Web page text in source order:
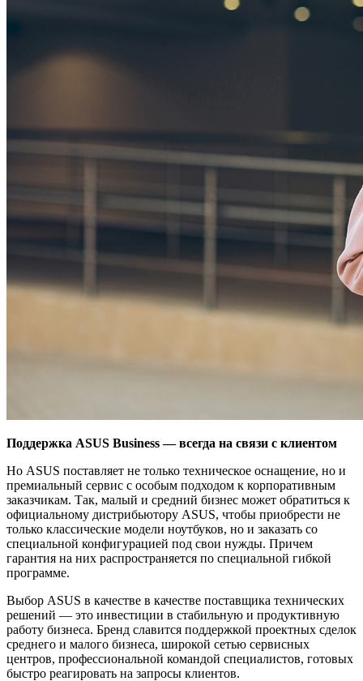
Поддержка ASUS Business — всегда на связи с клиентом
Но ASUS поставляет не только техническое оснащение, но и
премиальный сервис с особым подходом к корпоративным
заказчикам. Так, малый и средний бизнес может обратиться к
официальному дистрибьютору ASUS, чтобы приобрести не
только классические модели ноутбуков, но и заказать со
специальной конфигурацией под свои нужды. Причем
гарантия на них распространяется по специальной гибкой
программе.
Выбор ASUS в качестве в качестве поставщика технических
решений — это инвестиции в стабильную и продуктивную
работу бизнеса. Бренд славится поддержкой проектных сделок
среднего и малого бизнеса, широкой сетью сервисных
центров, профессиональной командой специалистов, готовых
быстро реагировать на запросы клиентов.